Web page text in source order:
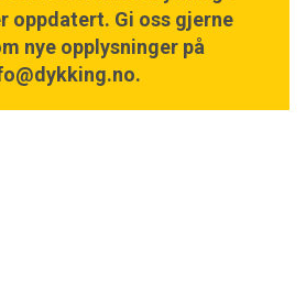
oppdatert. Gi oss gjerne
nye opplysninger på